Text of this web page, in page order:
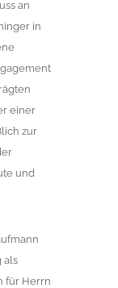
an
in
einer
zur
und
als
für Herrn